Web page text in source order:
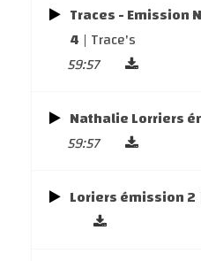
Traces - Emission
4 | Trace's
59:57
Nathalie Lorriers
59:57
Loriers émission 2